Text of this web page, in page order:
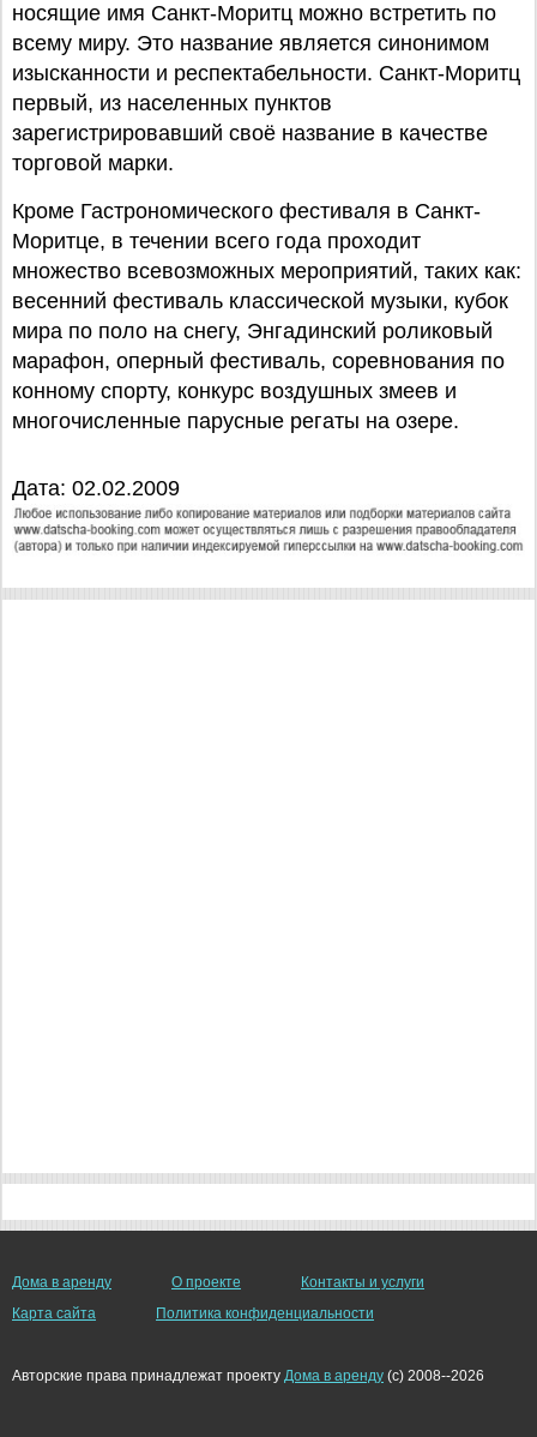
носящие имя Санкт-Моритц можно встретить по
всему миру. Это название является синонимом
изысканности и респектабельности. Санкт-Моритц
первый, из населенных пунктов
зарегистрировавший своё название в качестве
торговой марки.
Кроме Гастрономического фестиваля в Санкт-
Моритце, в течении всего года проходит
множество всевозможных мероприятий, таких как:
весенний фестиваль классической музыки, кубок
мира по поло на снегу, Энгадинский роликовый
марафон, оперный фестиваль, соревнования по
конному спорту, конкурс воздушных змеев и
многочисленные парусные регаты на озере.
Дата: 02.02.2009
Дома в аренду О проекте
Контакты и услуги
Карта сайта
Политика конфиденциальности
Авторские права принадлежат проекту Дома в аренду (c) 2008--2026